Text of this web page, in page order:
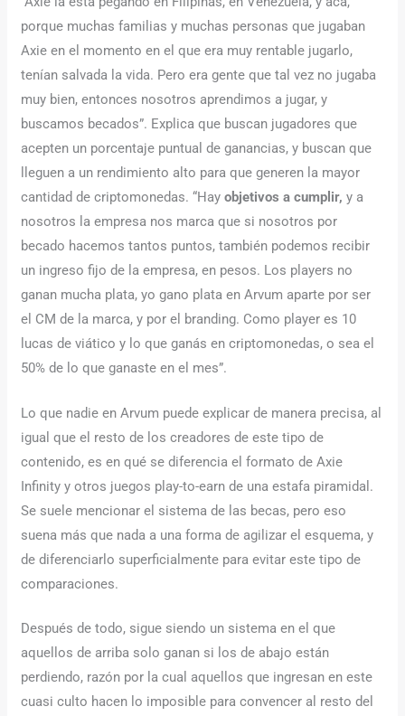
porque muchas familias y muchas personas que jugaban
Axie en el momento en el que era muy rentable jugarlo,
tenían salvada la vida. Pero era gente que tal vez no jugaba
muy bien, entonces nosotros aprendimos a jugar, y
buscamos becados”. Explica que buscan jugadores que
acepten un porcentaje puntual de ganancias, y buscan que
lleguen a un rendimiento alto para que generen la mayor
cantidad de criptomonedas. “Hayobjetivos a cumplir,y a
nosotros la empresa nos marca que si nosotros por
becado hacemos tantos puntos, también podemos recibir
un ingreso fijo de la empresa, en pesos. Los players no
ganan mucha plata, yo gano plata en Arvum aparte por ser
el CM de la marca, y por el branding. Como player es 10
lucas de viático y lo que ganás en criptomonedas, o sea el
50% de lo que ganaste en el mes”.
Lo que nadie en Arvum puede explicar de manera precisa, al
igual que el resto de los creadores de este tipo de
contenido, es en qué se diferencia el formato de Axie
Infinity y otros juegos play-to-earn de una estafa piramidal.
Se suele mencionar el sistema de las becas, pero eso
suena más que nada a una forma de agilizar el esquema, y
de diferenciarlo superficialmente para evitar este tipo de
comparaciones.
Después de todo, sigue siendo un sistema en el que
aquellos de arriba solo ganan si los de abajo están
perdiendo, razón por la cual aquellos que ingresan en este
cuasi culto hacen lo imposible para convencer al resto del